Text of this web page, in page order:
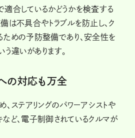
合しているかどうかを検査する
は不具合やトラブルを防止し、ク
めの予防整備であり、安全性を
違いがあります。
の対応も万全
、ステアリングのパワーアシストや
ど、電子制御されているクルマが